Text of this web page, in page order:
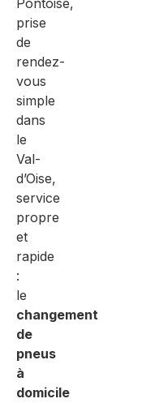
Pontoise,
prise
de
rendez-
vous
simple
dans
le
Val-
d’Oise,
service
propre
et
rapide
:
le
changement
de
pneus
à
domicile